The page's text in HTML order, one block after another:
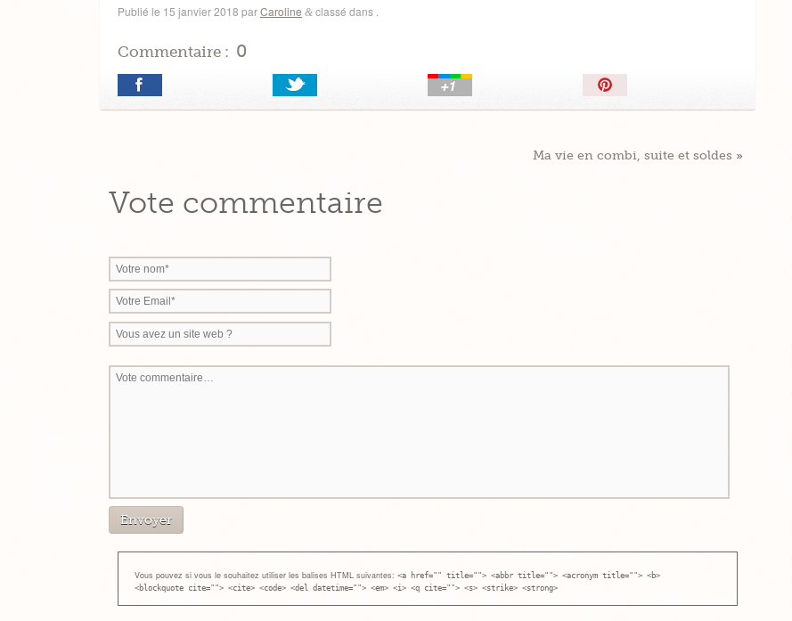
Publié le 15 janvier 2018 parCaroline & classé dans .
Commentaire : 0
Épingler!
Ma vie en combi, suite et soldes »
Vote commentaire
Vous pouvez si vous le souhaitez utiliser les balises HTML suivantes: <a href="" title=""> <abbr title=""> <acronym title=""> <b>
<blockquote cite=""> <cite> <code> <del datetime=""> <em> <i> <q cite=""> <s> <strike> <strong>